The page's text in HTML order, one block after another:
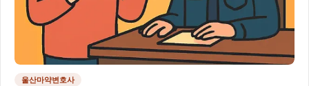
울산마약변호사